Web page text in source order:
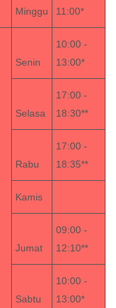
Minggu
11:00*
Senin
10:00 -
13:00*
Selasa
17:00 -
18:30**
Rabu
17:00 -
18:35**
Kamis
Jumat
09:00 -
12:10**
Sabtu
10:00 -
13:00*